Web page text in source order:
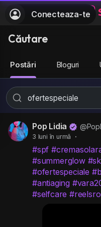
Conecteaza-te
Căutare
Postări Bloguri
Pop Lidia
3 luni în urmă ·
#spf
#summerglow
#ofertespeciale
#antiaging
#selfcare